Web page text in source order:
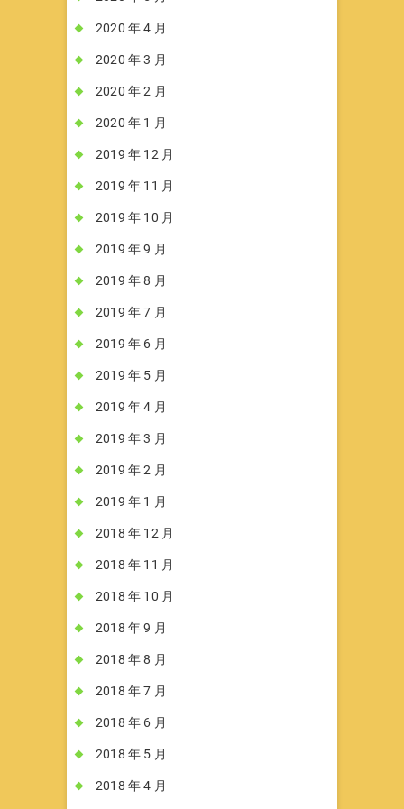
2020 年 4 月
2020 年 3 月
2020 年 2 月
2020 年 1 月
2019 年 12 月
2019 年 11 月
2019 年 10 月
2019 年 9 月
2019 年 8 月
2019 年 7 月
2019 年 6 月
2019 年 5 月
2019 年 4 月
2019 年 3 月
2019 年 2 月
2019 年 1 月
2018 年 12 月
2018 年 11 月
2018 年 10 月
2018 年 9 月
2018 年 8 月
2018 年 7 月
2018 年 6 月
2018 年 5 月
2018 年 4 月